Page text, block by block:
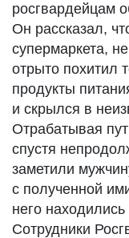
росгвардейцам
Он рассказал,
супермаркета,
отрыто похитил
продукты
и скрылся в
Отрабатывая
спустя
заметили
с полученной
него
Сотрудники